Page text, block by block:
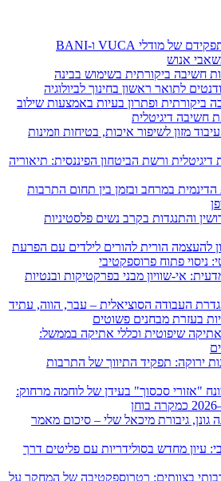
ניהול בעולם כאוטי: תפקידם של מודלי VUCA ו-BANI
אנוש
חשיבה ביקורתית בשימוש בבינה
לתואר ראשון בחינוך לביולוגיה
ביקורתית ופתרון בעיות באמצעות שילוב
מזון לשיפור איכות, בטיחות וזמינות
דיגיטלית ורשת הביטחון הפיננסית: תיאוריה
במרחב ובזמן בין תחום התרבות
והתנגדות בקרב נשים פלסטיניות
להעצמה הורית להורים לילדים עם הפרעת
ניסוי פתוח פרוספקטיבי
אי-שוויון מבני בפרקטיקות ובנטיות
העבודה הסוציאלית – עבר, הווה, עתיד
בעזרת מבחנים פשוטים
שיפוטית וכללי אתיקה בממשל:
ירוקה: תפקיד התיווך של התרבות
"אזורי סכסוך" בעידן של לוחמה מרחוק:
גונן, גיבורת מיכאל שלי – סיכום מאמר
עיון מחדש בסולידריות עם פליטים דרך
בצוותים: רטרוספקטיבה של המחקר על